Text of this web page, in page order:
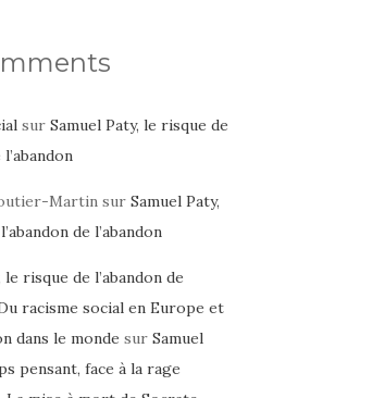
sur Samuel Paty, le risque de
Martinsur Samuel Paty,
de l’abandon
le risque de l’abandon de
racisme social en Europe et
dans le monde sur Samuel
pensant, face à la rage